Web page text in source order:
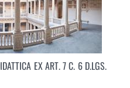
EX ART. 7 C. 6 D.LGS.